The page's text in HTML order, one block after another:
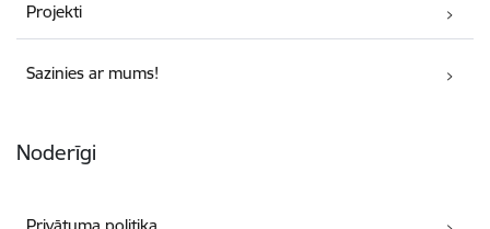
Projekti
Sazinies ar mums!
Noderīgi